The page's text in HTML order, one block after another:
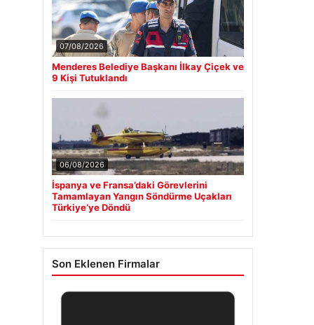
07/08/2026
Menderes Belediye Başkanı İlkay Çiçek ve
9 Kişi Tutuklandı
06/08/2026
İspanya ve Fransa’daki Görevlerini
Tamamlayan Yangın Söndürme Uçakları
Türkiye’ye Döndü
Son Eklenen Firmalar